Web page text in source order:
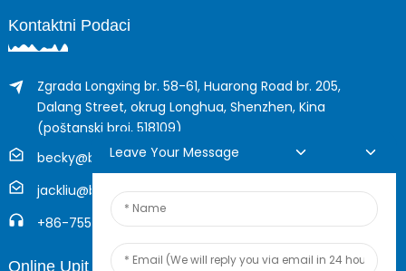
Kontaktni Podaci
Zgrada Longxing br. 58-61, Huarong Road br. 205,
Dalang Street, okrug Longhua, Shenzhen, Kina
(poštanski broj, 518109)
becky@boyingcable.com
jackliu@boyingcable.com
+86-755-21014277
Online Upit
Leave Your Message